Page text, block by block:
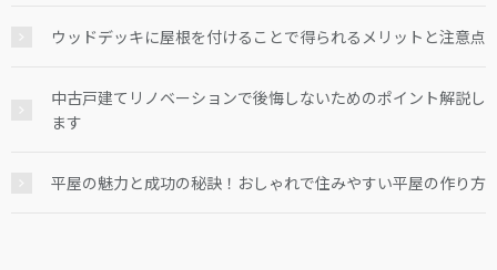
ウッドデッキに屋根を付けることで得られるメリットと注意点
中古戸建てリノベーションで後悔しないためのポイント解説し
ます
平屋の魅力と成功の秘訣！おしゃれで住みやすい平屋の作り方